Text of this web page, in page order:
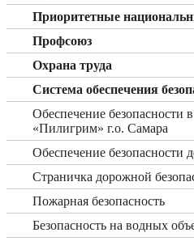
Приоритетные
Профсоюз
Охрана труда
Система обеспечения
Обеспечение
«Пилигрим» г.о. Самара
Обеспечение безопасности
Страничка дорожной
Пожарная безопасность
Безопасность на водных